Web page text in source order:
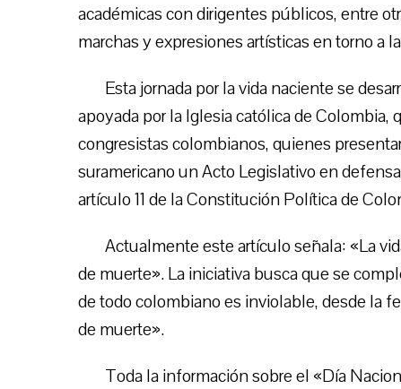
académicas con dirigentes públicos, entre
marchas y expresiones artísticas en torno a
Esta jornada por la vida naciente se
apoyada por la Iglesia católica de
congresistas colombianos, quienes
suramericano un Acto Legislativo en
artículo 11 de la Constitución Política de
Actualmente este artículo señala: «La
de muerte». La iniciativa busca que se
de todo colombiano es inviolable, desde la
de muerte».
Toda la información sobre el «Día